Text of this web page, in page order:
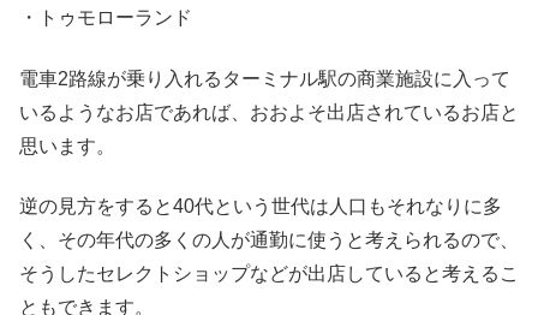
・トゥモローランド
電車2路線が乗り入れるターミナル駅の商業施設に入って
いるようなお店であれば、おおよそ出店されているお店と
思います。
逆の見方をすると40代という世代は人口もそれなりに多
く、その年代の多くの人が通勤に使うと考えられるので、
そうしたセレクトショップなどが出店していると考えるこ
ともできます。